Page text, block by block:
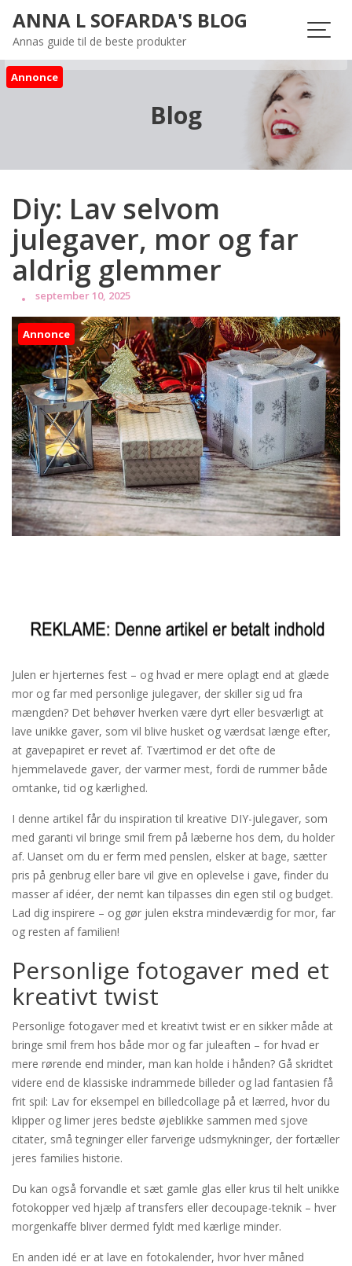
content
ANNA L SOFARDA'S BLOG
Annas guide til de beste produkter
Annonce
Blog
Diy: Lav selvom
julegaver, mor og far
aldrig glemmer
september 10, 2025
Annonce
Julen er hjerternes fest – og hvad er mere oplagt end at glæde
mor og far med personlige julegaver, der skiller sig ud fra
mængden? Det behøver hverken være dyrt eller besværligt at
lave unikke gaver, som vil blive husket og værdsat længe efter,
at gavepapiret er revet af. Tværtimod er det ofte de
hjemmelavede gaver, der varmer mest, fordi de rummer både
omtanke, tid og kærlighed.
I denne artikel får du inspiration til kreative DIY-julegaver, som
med garanti vil bringe smil frem på læberne hos dem, du holder
af. Uanset om du er ferm med penslen, elsker at bage, sætter
pris på genbrug eller bare vil give en oplevelse i gave, finder du
masser af idéer, der nemt kan tilpasses din egen stil og budget.
Lad dig inspirere – og gør julen ekstra mindeværdig for mor, far
og resten af familien!
Personlige fotogaver med et
kreativt twist
Personlige fotogaver med et kreativt twist er en sikker måde at
bringe smil frem hos både mor og far juleaften – for hvad er
mere rørende end minder, man kan holde i hånden? Gå skridtet
videre end de klassiske indrammede billeder og lad fantasien få
frit spil: Lav for eksempel en billedcollage på et lærred, hvor du
klipper og limer jeres bedste øjeblikke sammen med sjove
citater, små tegninger eller farverige udsmykninger, der fortæller
jeres families historie.
Du kan også forvandle et sæt gamle glas eller krus til helt unikke
fotokopper ved hjælp af transfers eller decoupage-teknik – hver
morgenkaffe bliver dermed fyldt med kærlige minder.
En anden idé er at lave en fotokalender, hvor hver måned